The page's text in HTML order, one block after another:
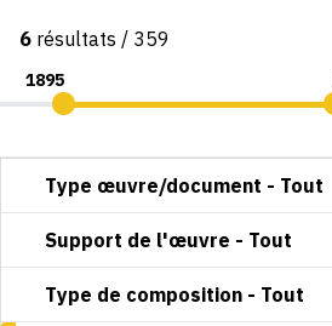
Consultation par image
6 résultats / 359
Type œuvre/document - Tout
Support de l'œuvre - Tout
Type de composition - Tout